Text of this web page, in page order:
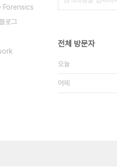
Forensics
블로그
전체 방문자
오늘
어제